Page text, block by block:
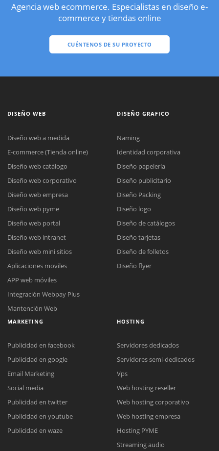
Agencia web ecommerce. Especialistas en diseño e-
commerce y tiendas online
CUÉNTENOS DE SU PROYECTO
Reunión online
Meet para la reunión online.
Cotización
Chat Online
Todos nuestros ejecutivos están fuera de línea. Complete el formulario
DISEÑO WEB
Diseño web a medida
E-commerce (Tienda online)
Diseño web catálogo
Diseño web corporativo
Diseño web empresa
Diseño web pyme
Diseño web portal
Diseño web intranet
Diseño web mini sitios
Aplicaciones moviles
APP web móviles
Integración Webpay Plus
Mantención Web
DISEÑO GRAFICO
Naming
Identidad corporativa
Diseño papelería
Diseño publicitario
Diseño Packing
Diseño logo
Diseño de catálogos
Diseño tarjetas
Diseño de folletos
Diseño flyer
MARKETING
Publicidad en facebook
Publicidad en google
Email Marketing
Social media
Publicidad en twitter
Publicidad en youtube
Publicidad en waze
HOSTING
Servidores dedicados
Servidores semi-dedicados
Vps
Web hosting reseller
Web hosting corporativo
Web hosting empresa
Hosting PYME
Streaming audio